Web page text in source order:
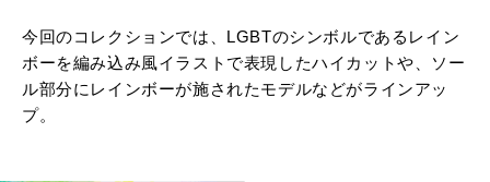
今回のコレクションでは、LGBTのシンボルであるレイン
ボーを編み込み風イラストで表現したハイカットや、ソー
ル部分にレインボーが施されたモデルなどがラインアッ
プ。